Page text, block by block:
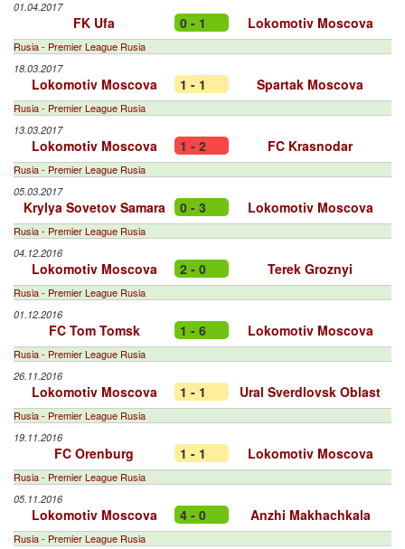
01.04.2017
FK Ufa 0 - 1 Lokomotiv Moscova
Rusia - Premier League Rusia
18.03.2017
Lokomotiv Moscova 1 - 1 Spartak Moscova
Rusia - Premier League Rusia
13.03.2017
Lokomotiv Moscova 1 - 2 FC Krasnodar
Rusia - Premier League Rusia
05.03.2017
Krylya Sovetov Samara 0 - 3 Lokomotiv Moscova
Rusia - Premier League Rusia
04.12.2016
Lokomotiv Moscova 2 - 0 Terek Groznyi
Rusia - Premier League Rusia
01.12.2016
FC Tom Tomsk 1 - 6 Lokomotiv Moscova
Rusia - Premier League Rusia
26.11.2016
Lokomotiv Moscova 1 - 1 Ural Sverdlovsk Oblast
Rusia - Premier League Rusia
19.11.2016
FC Orenburg 1 - 1 Lokomotiv Moscova
Rusia - Premier League Rusia
05.11.2016
Lokomotiv Moscova 4 - 0 Anzhi Makhachkala
Rusia - Premier League Rusia